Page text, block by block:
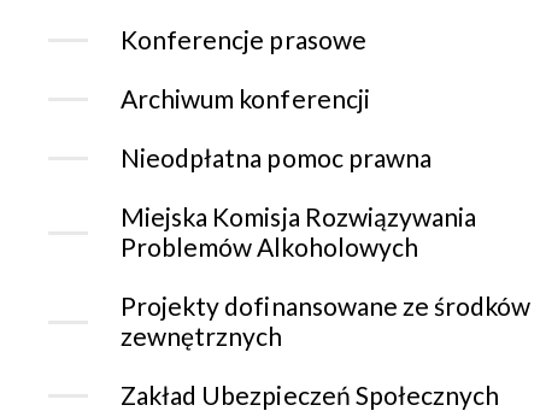
Konferencje prasowe
Archiwum konferencji
Nieodpłatna pomoc prawna
Miejska Komisja Rozwiązywania
Problemów Alkoholowych
Projekty dofinansowane ze środków
zewnętrznych
Zakład Ubezpieczeń Społecznych